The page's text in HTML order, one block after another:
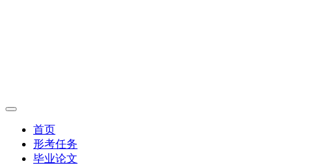
首页
形考任务
毕业论文